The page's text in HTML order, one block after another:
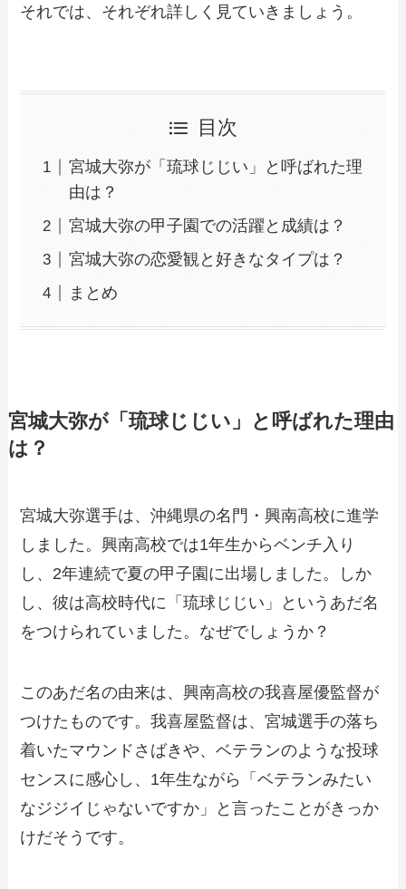
それでは、それぞれ詳しく見ていきましょう。
目次
宮城大弥が「琉球じじい」と呼ばれた理
由は？
宮城大弥の甲子園での活躍と成績は？
宮城大弥の恋愛観と好きなタイプは？
まとめ
宮城大弥が「琉球じじい」と呼ばれた理由
は？
宮城大弥選手は、沖縄県の名門・興南高校に進学
しました。興南高校では1年生からベンチ入り
し、2年連続で夏の甲子園に出場しました。しか
し、彼は高校時代に「琉球じじい」というあだ名
をつけられていました。なぜでしょうか？
このあだ名の由来は、興南高校の我喜屋優監督が
つけたものです。我喜屋監督は、宮城選手の落ち
着いたマウンドさばきや、ベテランのような投球
センスに感心し、1年生ながら「ベテランみたい
なジジイじゃないですか」と言ったことがきっか
けだそうです。